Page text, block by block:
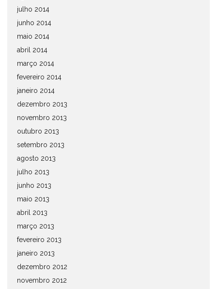
julho 2014
junho 2014
maio 2014
abril 2014
março 2014
fevereiro 2014
janeiro 2014
dezembro 2013
novembro 2013
outubro 2013
setembro 2013
agosto 2013
julho 2013
junho 2013
maio 2013
abril 2013
março 2013
fevereiro 2013
janeiro 2013
dezembro 2012
novembro 2012